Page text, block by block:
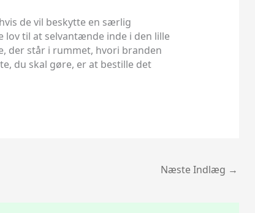
de vil beskytte en særlig
lov til at selvantænde inde i den lille
der står i rummet, hvori branden
du skal gøre, er at bestille det
Næste Indlæg →